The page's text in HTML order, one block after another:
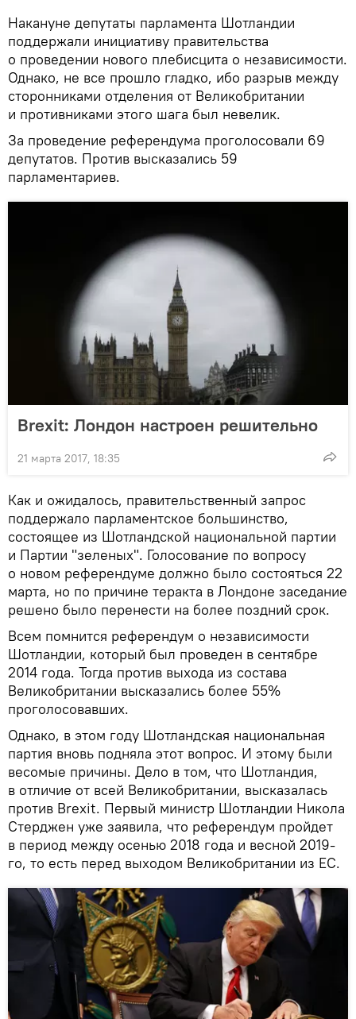
Накануне депутаты парламента Шотландии
поддержали инициативу правительства
о проведении нового плебисцита о независимости.
Однако, не все прошло гладко, ибо разрыв между
сторонниками отделения от Великобритании
и противниками этого шага был невелик.
За проведение референдума проголосовали 69
депутатов. Против высказались 59
парламентариев.
Brexit: Лондон настроен решительно
21 марта 2017, 18:35
Как и ожидалось, правительственный запрос
поддержало парламентское большинство,
состоящее из Шотландской национальной партии
и Партии "зеленых". Голосование по вопросу
о новом референдуме должно было состояться 22
марта, но по причине теракта в Лондоне заседание
решено было перенести на более поздний срок.
Всем помнится референдум о независимости
Шотландии, который был проведен в сентябре
2014 года. Тогда против выхода из состава
Великобритании высказались более 55%
проголосовавших.
Однако, в этом году Шотландская национальная
партия вновь подняла этот вопрос. И этому были
весомые причины. Дело в том, что Шотландия,
в отличие от всей Великобритании, высказалась
против Brexit. Первый министр Шотландии Никола
Стерджен уже заявила, что референдум пройдет
в период между осенью 2018 года и весной 2019-
го, то есть перед выходом Великобритании из ЕС.